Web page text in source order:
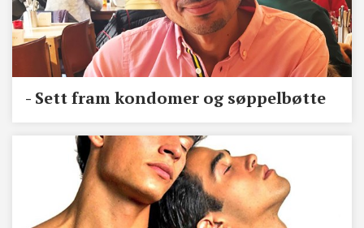
- Sett fram kondomer og søppelbøtte